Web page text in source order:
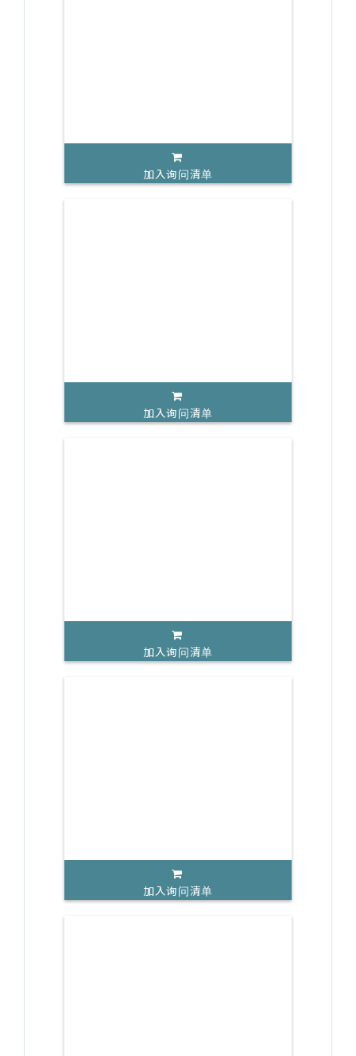
加入询问清单
加入询问清单
加入询问清单
加入询问清单